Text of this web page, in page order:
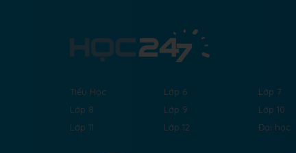
Tiểu Học Lớp 6
Lớp 7
Lớp 8
Lớp 9
Lớp 10
Lớp 11
Lớp 12 Đại học